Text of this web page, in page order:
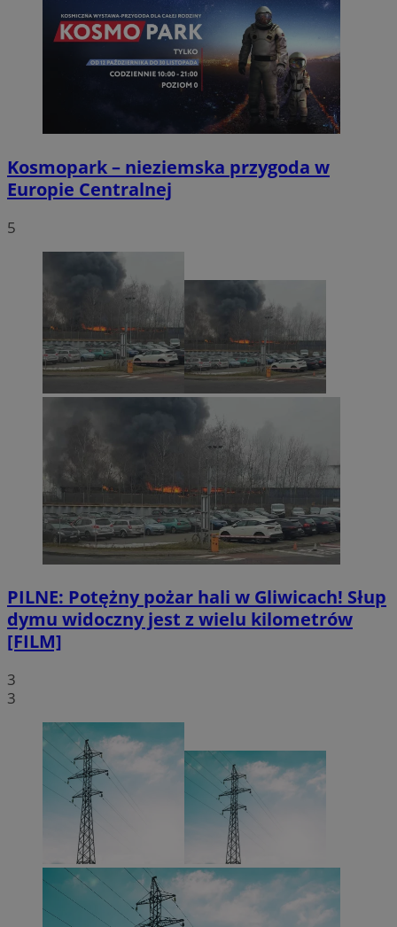
Kosmopark – nieziemska przygoda w
Europie Centralnej
5
PILNE: Potężny pożar hali w Gliwicach! Słup
dymu widoczny jest z wielu kilometrów
[FILM]
3
3